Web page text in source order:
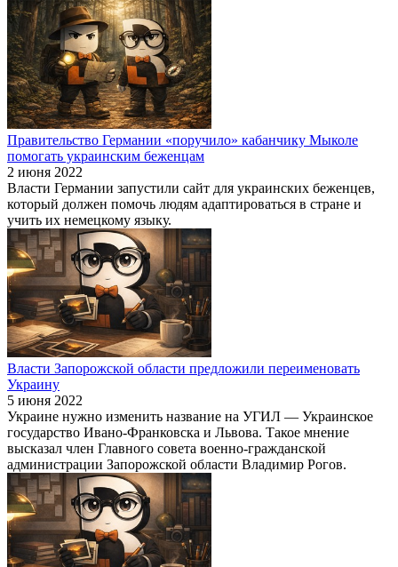
Правительство Германии «поручило» кабанчику Мыколе
помогать украинским беженцам
2 июня 2022
Власти Германии запустили сайт для украинских беженцев,
который должен помочь людям адаптироваться в стране и
учить их немецкому языку.
Власти Запорожской области предложили переименовать
Украину
5 июня 2022
Украине нужно изменить название на УГИЛ — Украинское
государство Ивано-Франковска и Львова. Такое мнение
высказал член Главного совета военно-гражданской
администрации Запорожской области Владимир Рогов.